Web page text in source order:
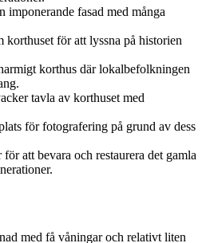
imponerande fasad med många
korthuset för att lyssna på historien
korthus där lokalbefolkningen
tavla av korthuset med
för fotografering på grund av dess
att bevara och restaurera det gamla
med få våningar och relativt liten